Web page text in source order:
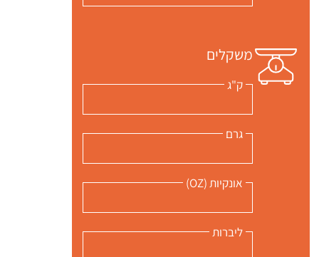
שלי "פודיק" כמנויים עוד היום!
כמנויים ותלחצו על הפעמון תקבלו התראה לטלפון הנייד ברגע שעולה מתכון חדש לערוץ,
משקלים
ק"ג
גרם
אונקיות (OZ)
ליברות